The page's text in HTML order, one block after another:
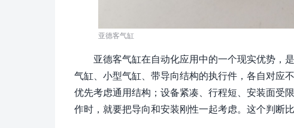
亚德客气缸
亚德客气缸在自动化应用中的一个现实优势，
气缸、小型气缸、带导向结构的执行件，各自对应
优先考虑通用结构；设备紧凑、行程短、安装面受
作时，就要把导向和安装刚性一起考虑。这个判断